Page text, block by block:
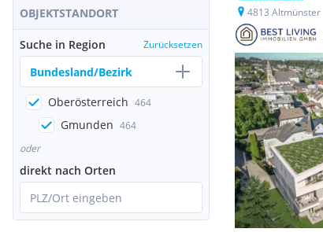
OBJEKTSTANDORT
Suche in Region Zurücksetzen
Bundesland/Bezirk
Oberösterreich 464
Gmunden 464
oder
direkt nach Orten
PLZ/Ort eingeben
4813 Altmünster